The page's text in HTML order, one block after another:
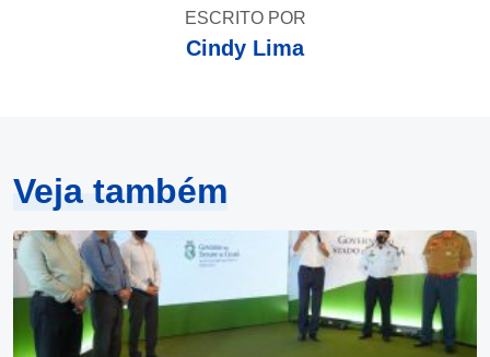
ESCRITO POR
Cindy Lima
Veja também